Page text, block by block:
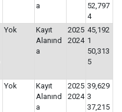
a
52,797
4
Yok
Kayıt
Alanınd
a
2025
2024
45,192
1
50,313
5
Yok
Kayıt
Alanınd
a
2025
2024
39,629
3
37,215